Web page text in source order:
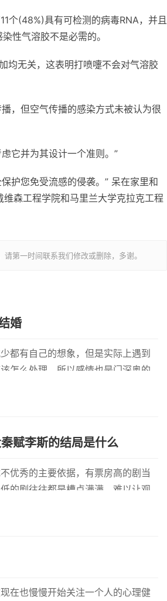
个(48%)具有可检测的病毒RNA，并且
性气溶胶不是必需的。
均无关，这表明打喷嚏不会对气溶胶
，但空气传播的感染方式未被认为很
它并为其设计一个准则。”
护您免受流感的侵袭。” 呆在家里和
森工程学院和马里兰大学克拉克工程
第一时间联系我们修改或删除，多谢。
婚
都有自己的想象，但是实际上遇到
怎么处理，所以感情也是门深奥的
赋李斯的结局是什么
优秀的主要依据，有票房高的剧当
的剧往往都是槽点满满，难以让观
在也慢慢开始关注一个人的心理健